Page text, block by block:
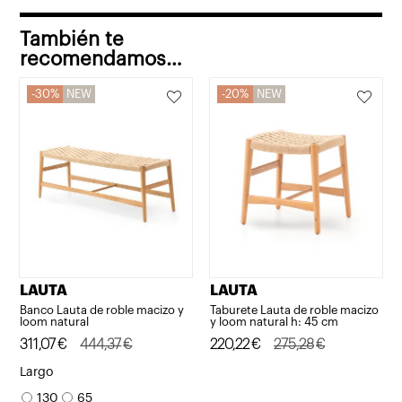
También te
recomendamos…
30% NEW
LAUTA
Banco Lauta de roble macizo y
loom natural
444,37€
El
precio
original
311,07€
El
precio
actual
Largo
130 65
20% NEW
LAUTA
Taburete Lauta de roble macizo
y loom natural h: 45 cm
275,28€
El
220,22€
El